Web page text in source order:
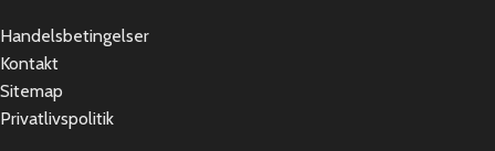
Handelsbetingelser
Kontakt
Sitemap
Privatlivspolitik